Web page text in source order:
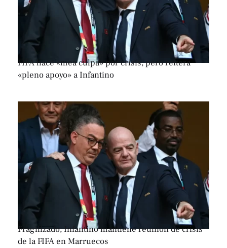
FIFA hace «mea culpa» por crisis, pero reitera
«pleno apoyo» a Infantino
Fragilizado, Infantino mantiene reunión de crisis
de la FIFA en Marruecos